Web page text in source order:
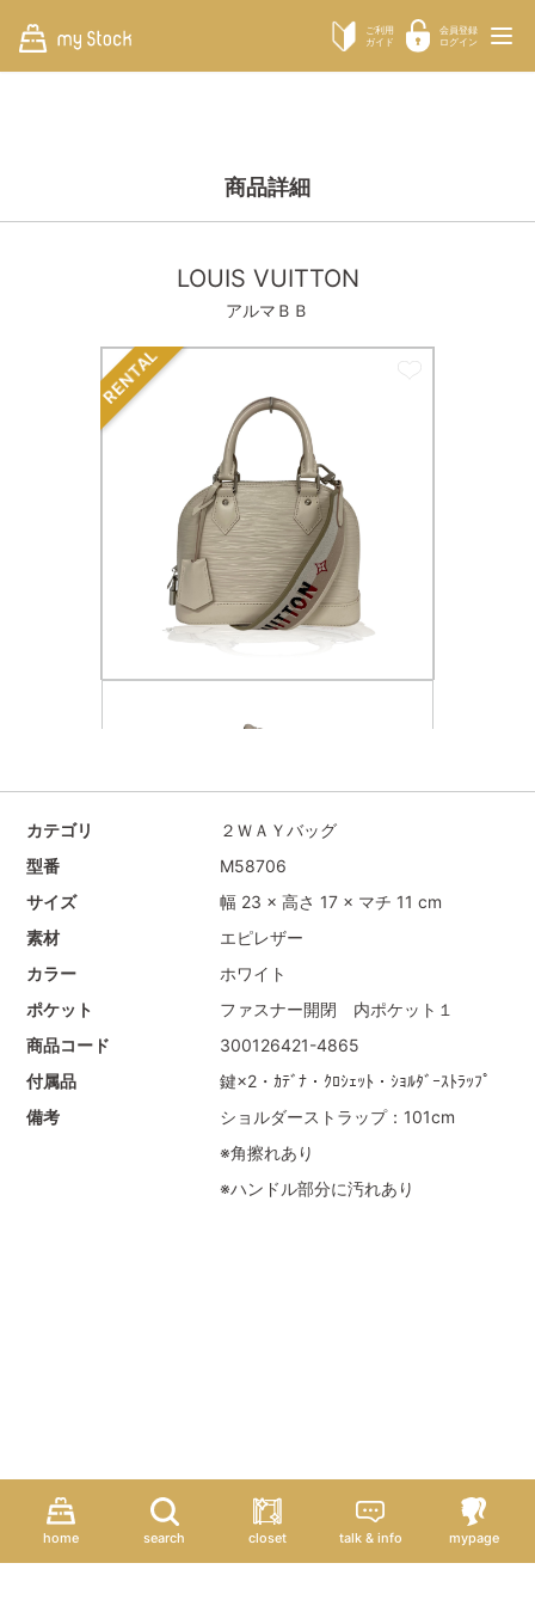
ご利用
ガイド
会員登録
ログイン
商品詳細
LOUIS VUITTON
アルマＢＢ
RENTAL
カテゴリ
２ＷＡＹバッグ
型番
M58706
サイズ
幅 23 × 高さ 17 × マチ 11 cm
素材
エピレザー
カラー
ホワイト
ポケット
ファスナー開閉 内ポケット１
商品コード
300126421-4865
付属品
鍵×2・ｶﾃﾞﾅ・ｸﾛｼｪｯﾄ・ｼｮﾙﾀﾞｰｽﾄﾗｯﾌﾟ
備考
ショルダーストラップ：101cm
※角擦れあり
※ハンドル部分に汚れあり
home search closet talk & info mypage